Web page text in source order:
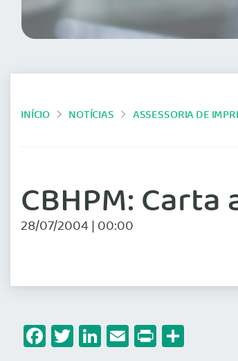
INÍCIO NOTÍCIAS ASSESSORIA DE
CBHPM:
28/07/2004 | 00:00
Facebook
Twitter
LinkedIn
Email
Print